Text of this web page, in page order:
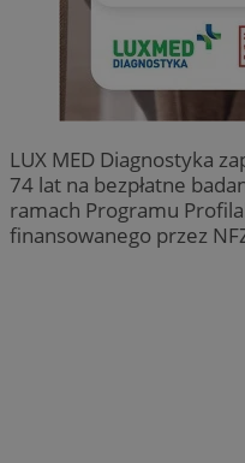
LUX MED Diagnostyka
74 lat na bezpłatne
ramach Programu
finansowanego przez